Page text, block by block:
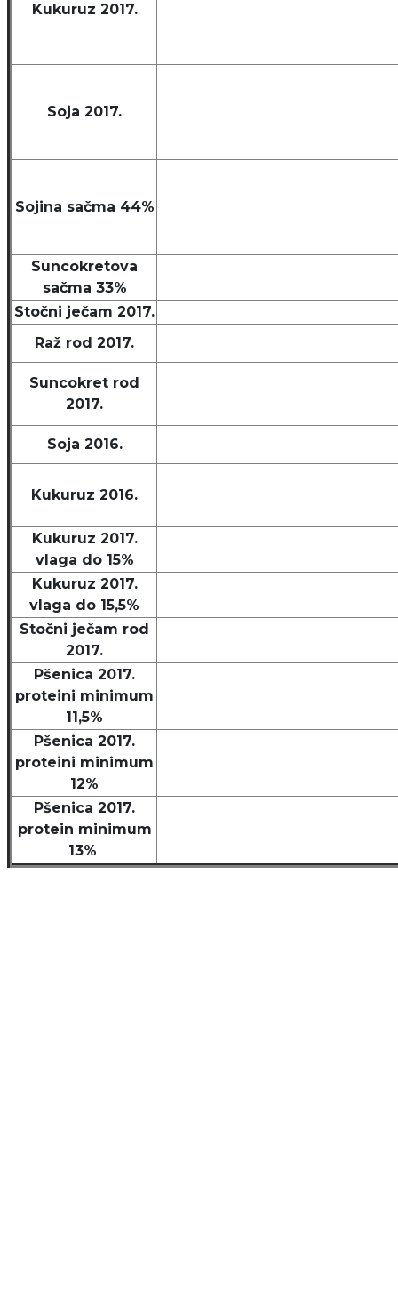
Kukuruz 2017.
Soja 2017.
Sojina sačma 44%
Suncokretova
sačma 33%
Stočni ječam 2017.
Raž rod 2017.
Suncokret rod
2017.
Soja 2016.
Kukuruz 2016.
Kukuruz 2017.
vlaga do 15%
Kukuruz 2017.
vlaga do 15,5%
Stočni ječam rod
2017.
Pšenica 2017.
proteini minimum
11,5%
Pšenica 2017.
proteini minimum
12%
Pšenica 2017.
protein minimum
13%